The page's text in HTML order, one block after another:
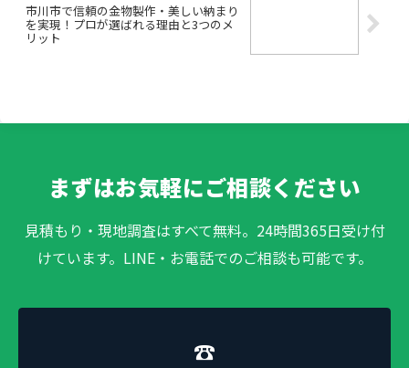
市川市で信頼の金物製作・美しい納まり
を実現！プロが選ばれる理由と3つのメ
リット
まずはお気軽にご相談ください
見積もり・現地調査はすべて無料。24時間365日受け付
けています。LINE・お電話でのご相談も可能です。
☎